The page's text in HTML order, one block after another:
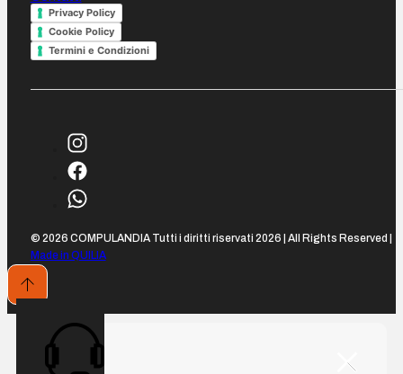
Privacy Policy
Cookie Policy
Termini e Condizioni
© 2026 COMPULANDIA Tutti i diritti riservati 2026 | All Rights Reserved |
Made in QUILIA